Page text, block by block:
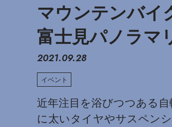
マウンテンバイ
富士見パノラマ
2021.09.28
イベント
近年注目を浴びつつある
に太いタイヤやサスペン